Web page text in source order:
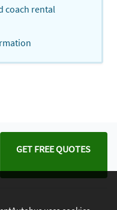
coach rental
GET FREE QUOTES